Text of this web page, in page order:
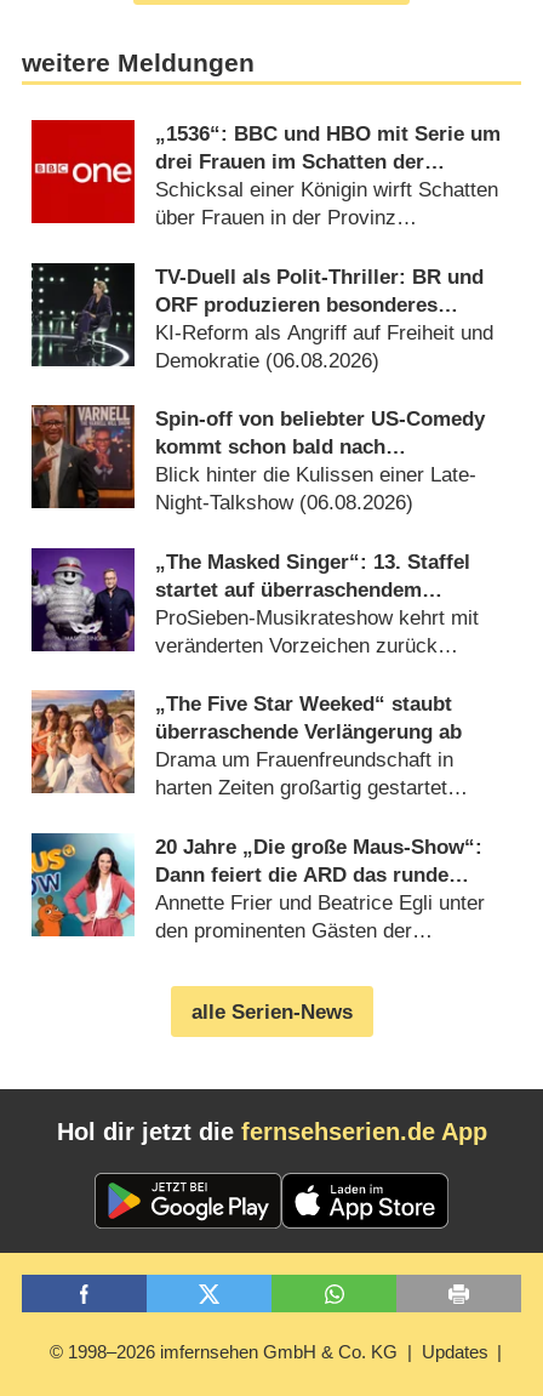
weitere Meldungen
„1536“: BBC und HBO mit Serie um
drei Frauen im Schatten der
Verhaftung von Anne Boleyn
Schicksal einer Königin wirft Schatten
über Frauen in der Provinz
TV-Duell als Polit-Thriller: BR und
ORF produzieren besonderes
Fernseh-Kammerspiel
KI-Reform als Angriff auf Freiheit und
Demokratie (06.08.2026)
Spin-off von beliebter US-Comedy
kommt schon bald nach
Deutschland
Blick hinter die Kulissen einer Late-
Night-Talkshow (06.08.2026)
„The Masked Singer“: 13. Staffel
startet auf überraschendem
Sendeplatz und viel früher als
zuletzt
ProSieben-Musikrateshow kehrt mit
veränderten Vorzeichen zurück
„The Five Star Weeked“ staubt
überraschende Verlängerung ab
Drama um Frauenfreundschaft in
harten Zeiten großartig gestartet
20 Jahre „Die große Maus-Show“:
Dann feiert die ARD das runde
Jubiläum
Annette Frier und Beatrice Egli unter
den prominenten Gästen der
alle Serien-News
Hol dir jetzt die fernsehserien.de App
© 1998–2026 imfernsehen GmbH & Co. KG Updates